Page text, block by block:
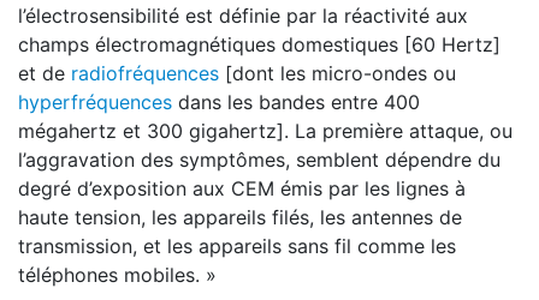
l’électrosensibilité est définie par la réactivité aux
champs électromagnétiques domestiques [60 Hertz]
et de radiofréquences [dont les micro-ondes ou
hyperfréquences dans les bandes entre 400
mégahertz et 300 gigahertz]. La première attaque, ou
l’aggravation des symptômes, semblent dépendre du
degré d’exposition aux CEM émis par les lignes à
haute tension, les appareils filés, les antennes de
transmission, et les appareils sans fil comme les
téléphones mobiles. »